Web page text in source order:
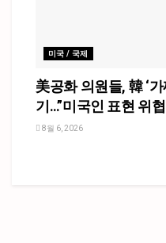
미국 / 국제
美공화 의원들, 韓 ‘
기…”미국인 표현 위
8월 6, 2026